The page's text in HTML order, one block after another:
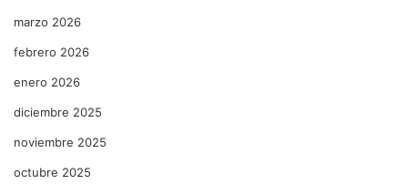
marzo 2026
febrero 2026
enero 2026
diciembre 2025
noviembre 2025
octubre 2025